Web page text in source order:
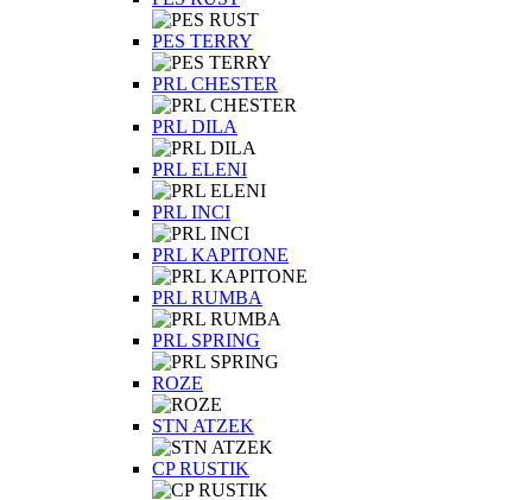
PES TERRY
PRL CHESTER
PRL DILA
PRL ELENI
PRL INCI
PRL KAPITONE
PRL RUMBA
PRL SPRING
ROZE
STN ATZEK
СP RUSTIK